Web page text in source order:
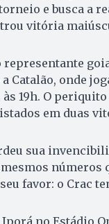
e busca a
vitória
Catalão, onde
às 19h. O
em duas
sua
números
favor: o Crac
Iporá no Estádio